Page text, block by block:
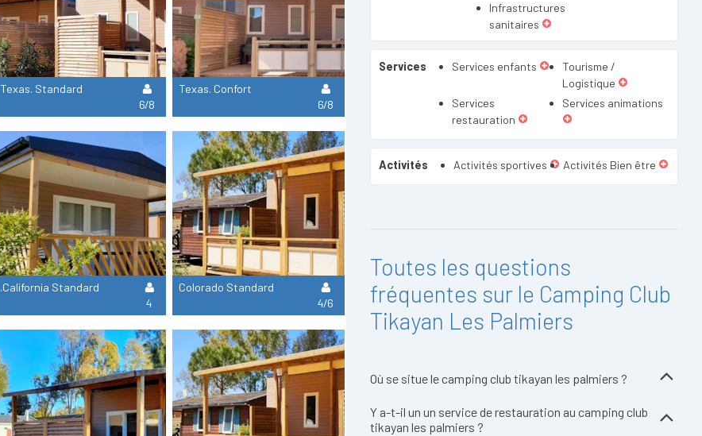
Texas. Standard
6/8
Texas. Confort
6/8
.California Standard
4
Colorado Standard
4/6
Infrastructures
sanitaires
Services Services enfants
Tourisme /
Logistique
Services
restauration
Services animations
Activités Activités sportives Activités Bien être
Toutes les questions
fréquentes sur le Camping Club
Tikayan Les Palmiers
Où se situe le camping club tikayan les palmiers ?
Y a-t-il un un service de restauration au camping club
tikayan les palmiers ?